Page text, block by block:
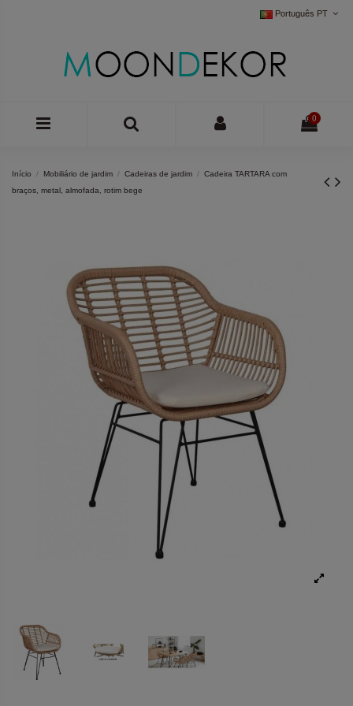
Português PT
0
Início Mobiliário de jardim Cadeiras de jardim
Cadeira TARTARA com
braços, metal, almofada, rotim bege